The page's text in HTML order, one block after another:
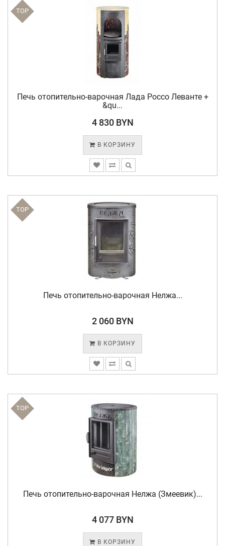
TOP
Печь отопительно-варочная Лада Россо Леванте +
&qu...
4 830 BYN
В КОРЗИНУ
TOP
Печь отопительно-варочная Нелжа...
2 060 BYN
В КОРЗИНУ
TOP
Печь отопительно-варочная Нелжа (Змеевик)...
4 077 BYN
В КОРЗИНУ